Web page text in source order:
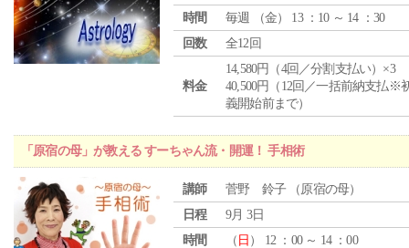
時間
毎週 （金） 13 ：10 ～ 14 ：30
回数
全12回
料金
14,580円（4回／分割支払い）×3
40,500円（12回／一括前納支払※
義開始前まで）
「原宿の母」が教える すーちゃん流・開運！ 手相術
講師
菅野 鈴子 （原宿の母）
日程
9月 3日
時間
（ 日 ） 12 ：00 ～ 14 ：00